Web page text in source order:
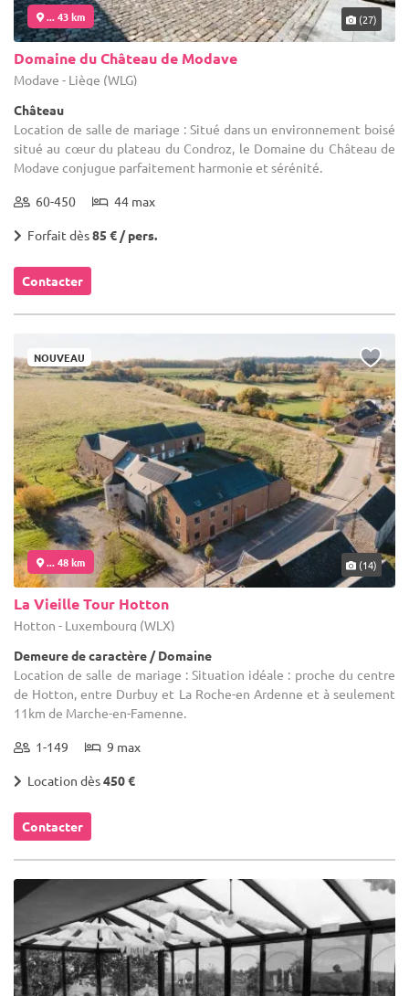
... 43 km (27)
Domaine du Château de Modave
Modave - Liège (WLG)
Château
Location de salle de mariage : Situé dans un environnement boisé
situé au cœur du plateau du Condroz, le Domaine du Château de
Modave conjugue parfaitement harmonie et sérénité.
60-450 44 max
Forfait dès85 € / pers.
Contacter
NOUVEAU
... 48 km (14)
La Vieille Tour Hotton
Hotton - Luxembourg (WLX)
Demeure de caractère / Domaine
Location de salle de mariage : Situation idéale : proche du centre
de Hotton, entre Durbuy et La Roche-en Ardenne et à seulement
11km de Marche-en-Famenne.
1-149 9 max
Location dès450 €
Contacter